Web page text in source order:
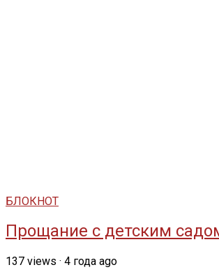
БЛОКНОТ
Прощание с детским
137 views · 4 года ago